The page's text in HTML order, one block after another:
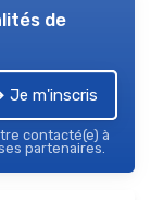
de
Je m'inscris
contacté(e) à
partenaires.